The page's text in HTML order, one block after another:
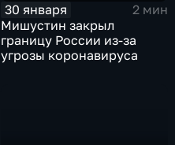
30 января
2 мин
Мишустин закрыл
границу России из-за
угрозы коронавируса